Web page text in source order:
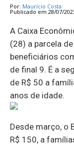
Por: Maurício Costa
Publicado em 28/07/
A Caixa
(28) a parcela
beneficiários
de final 9. É a
de R$ 50 a
anos de idade.
Desde março, o
R$ 150, a